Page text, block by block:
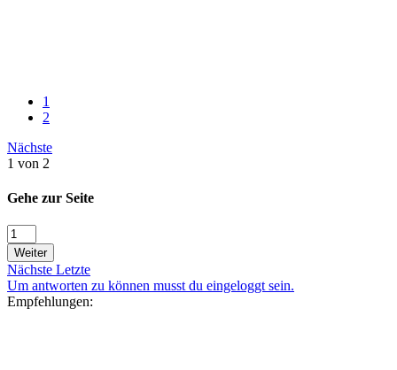
1
2
Nächste
1 von 2
Gehe zur Seite
Weiter
Nächste Letzte
Um antworten zu können musst du eingeloggt sein.
Empfehlungen: